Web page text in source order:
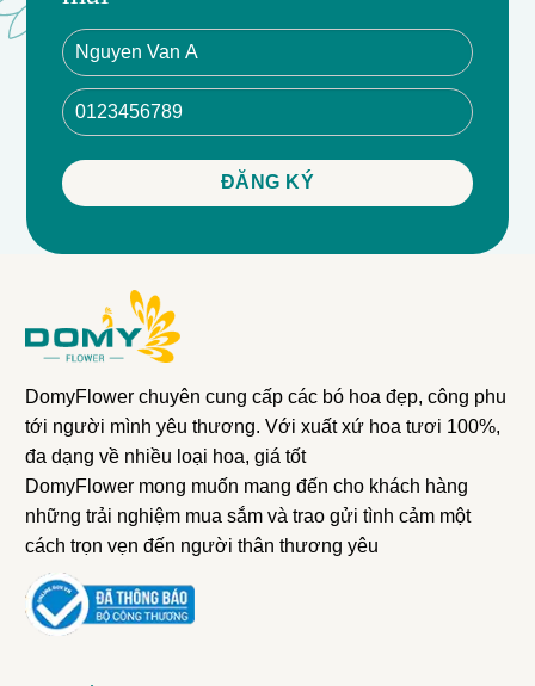
Giỏ hoa đồng tiền tua màu trắng mix hoa mõm sói vàng
phù hợp cho những người cá tính, tươi vui và muốn tạo
này có thể sử dụng trong nhiều dịp khác nhau, từ lễ kỷ
niệm đến sinh nhật hoặc chỉ để thể hiện tình cảm đáng
Hoa tươi tự nhiên, Giao hoa nhanh, Tặng quà lễ kỷ
ấn tượng, Giảm giá cho đơn hàng thứ 2.
DomyFlower chuyên cung cấp các bó hoa đẹp, công phu
tới người mình yêu thương. Với xuất xứ hoa tươi 100%,
đa dạng về nhiều loại hoa, giá tốt
DomyFlower mong muốn mang đến cho khách hàng
những trải nghiệm mua sắm và trao gửi tình cảm một
cách trọn vẹn đến người thân thương yêu